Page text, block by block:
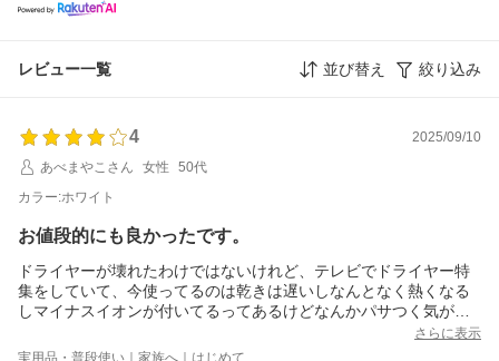
レビュー一覧 並び替え 絞り込み
4
2025/09/10
あべまやこさん
女性
50代
カラー:ホワイト
お値段的にも良かったです。
ドライヤーが壊れたわけではないけれど、テレビでドライヤー特
集をしていて、今使ってるのは乾きは遅いしなんとなく熱くなる
しマイナスイオンが付いてるってあるけどなんかパサつく気がす
で何気なく楽天で検索してたらこちらの商品に出会いました。み
さらに表示
実用品・普段使い｜家族へ｜はじめて